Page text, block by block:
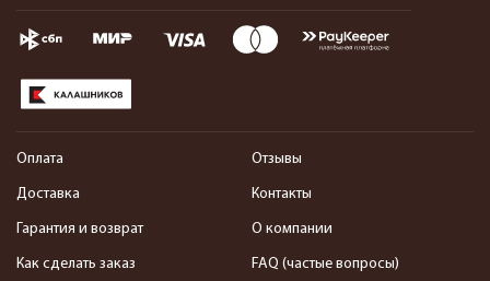
Оплата
Доставка
Гарантия и возврат
Как сделать заказ
Отзывы
Контакты
О компании
FAQ (частые вопросы)